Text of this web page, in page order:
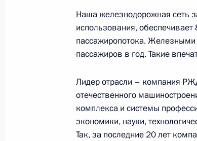
Расширенное заседание
19 декабря 2023 года, 14:40
18 декабря 2023 года,
Встреча с победителями и
чемпионата по
Наша железнодорожная сеть
использования,
пассажиропотока.
пассажиров в год. Такие
Лидер отрасли – компания
отечественного
комплекса и системы
экономики, науки,
Так, за последние 20 лет